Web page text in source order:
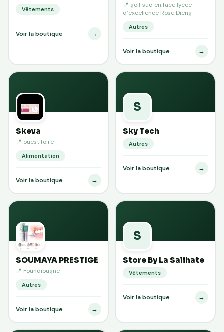
Vêtements
Voir la boutique →
📍 golf sud en face lycee
d’excellence Rose Dieng
Autres
Voir la boutique →
Skeva
📍 ouest foire
Alimentation
Voir la boutique →
S
Sky Tech
Autres
Voir la boutique →
SOUMAYA PRESTIGE
📍 Foundiougne
Autres
Voir la boutique →
S
Store By La Salihate
Vêtements
Voir la boutique →